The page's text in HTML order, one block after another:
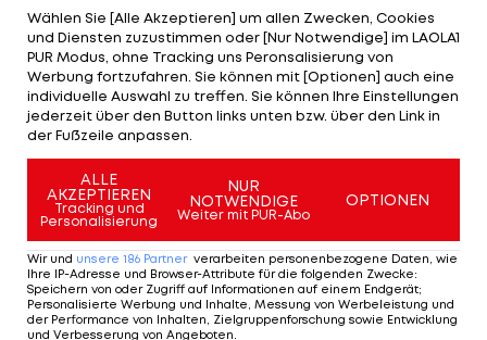
Saints (USHL). "Ich fühle mich bereit", erklärt der
Lette, der in der Vorsaison als Kapitän 55
Scorerpunkte (24 Tore/31 Assists) in 49 Spielen
verbuchte. Girgensons wird jedoch nicht der nach
dem Derek-Roy-Trade (zu Dallas Stars) gesuchte
Top-Center sein.
Mehr zum Thema
Wählen Sie [Alle Akzeptieren] um allen Zwecken, Cookies
und Diensten zuzustimmen oder [Nur Notwendige] im LAOLA1
PUR Modus, ohne Tracking uns Peronsalisierung von
Werbung fortzufahren. Sie können mit [Optionen] auch eine
individuelle Auswahl zu treffen. Sie können Ihre Einstellungen
jederzeit über den Button links unten bzw. über den Link in
der Fußzeile anpassen.
ALLE
AKZEPTIEREN
Tracking und
Personalisierung
NUR
NOTWENDIGE
Weiter mit PUR-Abo
OPTIONEN
Wir und unsere 186 Partner verarbeiten personenbezogene Daten, wie
Ihre IP-Adresse und Browser-Attribute für die folgenden Zwecke:
Speichern von oder Zugriff auf Informationen auf einem Endgerät;
Personalisierte Werbung und Inhalte, Messung von Werbeleistung und
der Performance von Inhalten, Zielgruppenforschung sowie Entwicklung
und Verbesserung von Angeboten.